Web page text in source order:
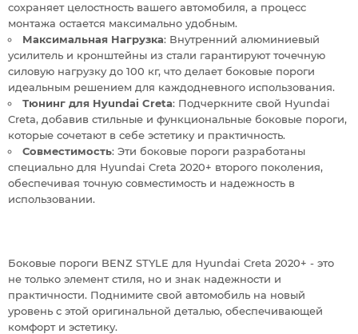
сохраняет целостность вашего автомобиля, а процесс
монтажа остается максимально удобным.
Максимальная Нагрузка: Внутренний алюминиевый
усилитель и кронштейны из стали гарантируют точечную
силовую нагрузку до 100 кг, что делает боковые пороги
идеальным решением для каждодневного использования.
Тюнинг для Hyundai Creta: Подчеркните свой Hyundai
Creta, добавив стильные и функциональные боковые пороги,
которые сочетают в себе эстетику и практичность.
Совместимость: Эти боковые пороги разработаны
специально для Hyundai Creta 2020+ второго поколения,
обеспечивая точную совместимость и надежность в
использовании.
Боковые пороги BENZ STYLE для Hyundai Creta 2020+ - это
не только элемент стиля, но и знак надежности и
практичности. Поднимите свой автомобиль на новый
уровень с этой оригинальной деталью, обеспечивающей
комфорт и эстетику.